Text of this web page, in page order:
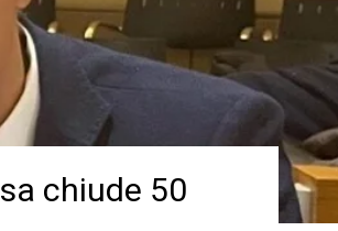
chiude 50